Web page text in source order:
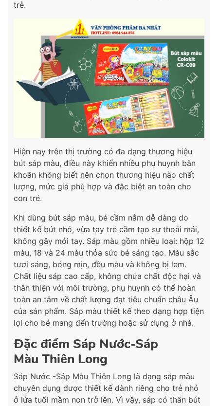
trẻ.
Hiện nay trên thị trường có đa dạng thương hiệu
bút sáp màu, điều này khiến nhiều phụ huynh băn
khoăn không biết nên chọn thương hiệu nào chất
lượng, mức giá phù hợp và đặc biệt an toàn cho
con trẻ.
Khi dùng bút sáp màu, bé cầm nằm dễ dàng do
thiết kế bút nhỏ, vừa tay trẻ cầm tạo sự thoải mái,
không gây mỏi tay. Sáp màu gồm nhiều loại: hộp 12
màu, 18 và 24 màu thỏa sức bé sáng tạo. Màu sắc
tươi sáng, bóng mịn, đều màu và không bị lem.
Chất liệu sáp cao cấp, không chứa chất độc hại và
thân thiện với môi trường, phụ huynh có thể hoàn
toàn an tâm về chất lượng đạt tiêu chuẩn châu Âu
của sản phẩm. Sáp màu thiết kế theo dạng hợp tiện
lợi cho bé mang đến trường hoặc sử dụng ở nhà.
Đặc điểm Sáp Nước-Sáp
Màu Thiên Long
Sáp Nước -Sáp Màu Thiên Long là dạng sáp màu
chuyên dụng được thiết kế dành riêng cho trẻ nhỏ
ở lứa tuổi mầm non trở lên. Vì vậy, sáp có thân bút